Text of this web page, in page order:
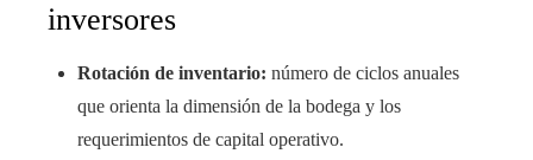
inversores
Rotación de inventario: número de ciclos anuales
que orienta la dimensión de la bodega y los
requerimientos de capital operativo.